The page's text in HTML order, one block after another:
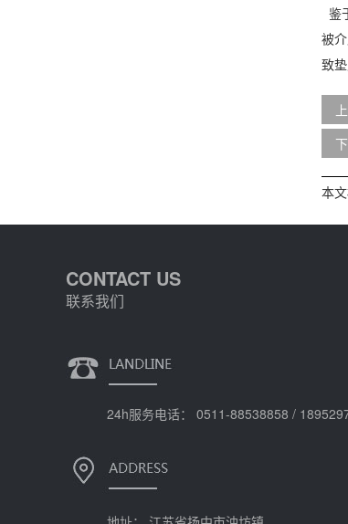
鉴
被
致
本文
CONTACT US
联系我们
24h服务电话： 0511-88538858 /